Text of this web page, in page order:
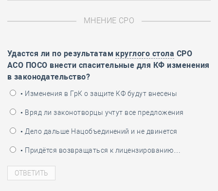
МНЕНИЕ СРО
Удастся ли по результатам круглого стола СРО
АСО ПОСО внести спасительные для КФ изменения
в законодательство?
• Изменения в ГрК о защите КФ будут внесены
• Вряд ли законотворцы учтут все предложения
• Дело дальше Нацобъединений и не двинется
• Придётся возвращаться к лицензированию…